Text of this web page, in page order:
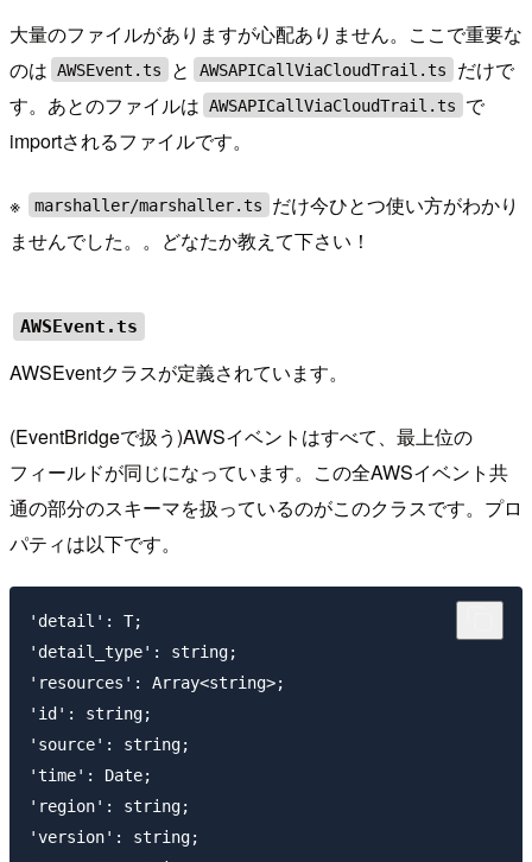
大量のファイルがありますが心配ありません。ここで重要な
のは AWSEvent.ts と AWSAPICallViaCloudTrail.ts
だけで
す。あとのファイルは AWSAPICallViaCloudTrail.ts
で
importされるファイルです。
※ marshaller/marshaller.ts
だけ今ひとつ使い方がわかり
ませんでした。。どなたか教えて下さい！
AWSEvent.ts
AWSEventクラスが定義されています。
(EventBridgeで扱う)AWSイベントはすべて、最上位の
フィールドが同じになっています。この全AWSイベント共
通の部分のスキーマを扱っているのがこのクラスです。プロ
パティは以下です。
'detail': T;
'detail_type': string;
'resources': Array<string>;
'id': string;
'source': string;
'time': Date;
'region': string;
'version': string;